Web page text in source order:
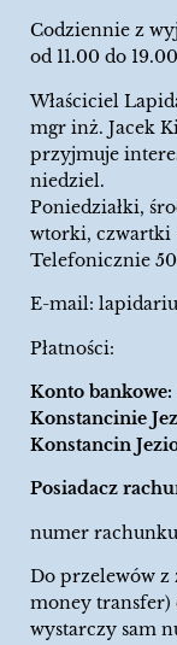
Codziennie z
od 11.00 do
Właściciel
mgr inż. Jacek
przyjmuje
niedziel.
Poniedziałki,
wtorki, czwartki
Telefonicznie
E-mail:
Płatności:
Konto bankowe:
Konstancinie
Konstancin
Posiadacz
numer rachunku
Do przelewów
money transfer)
wystarczy sam